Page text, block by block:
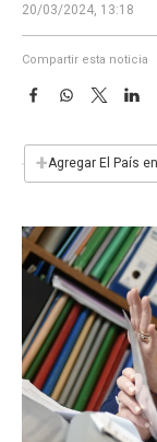
20/03/2024, 13:18
Compartir esta noticia
F
e
b
k
W
s
p
T
w
t
L
n
+Agregar El País en